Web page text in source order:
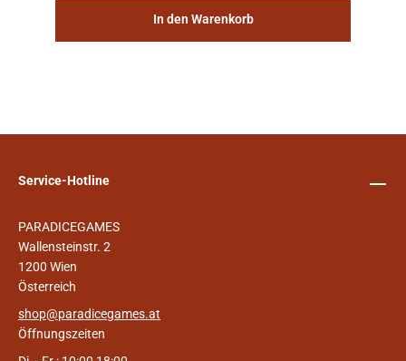
In den Warenkorb
Service-Hotline
PARADICEGAMES
Wallensteinstr. 2
1200 Wien
Österreich
shop@paradicegames.at
Öffnungszeiten